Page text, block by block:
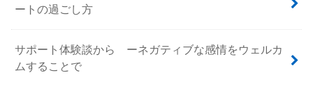
ートの過ごし方
サポート体験談から ーネガティブな感情をウェルカ
ムすることで